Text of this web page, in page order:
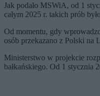
Jak podało MSWiA, od 1
całym 2025 r. takich prób
Od momentu, gdy
osób przekazano z Polski na
Ministerstwo w projekcie
bałkańskiego. Od 1 stycznia